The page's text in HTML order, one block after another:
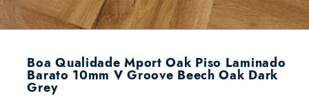
Boa Qualidade Mport Oak Piso Laminado
Barato 10mm V Groove Beech Oak Dark
Grey